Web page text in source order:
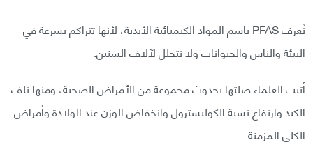
تُعرف PFAS باسم المواد الكيميائية الأبدية، لأنها تتراكم بسرعة في
البيئة والناس والحيوانات ولا تتحلل لآلاف السنين.
أثبت العلماء صلتها بحدوث مجموعة من الأمراض الصحية، ومنها تلف
الكبد وارتفاع نسبة الكوليسترول وانخفاض الوزن عند الولادة وأمراض
الكلى المزمنة.